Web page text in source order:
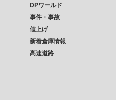
DPワールド
事件・事故
値上げ
新着倉庫情報
高速道路